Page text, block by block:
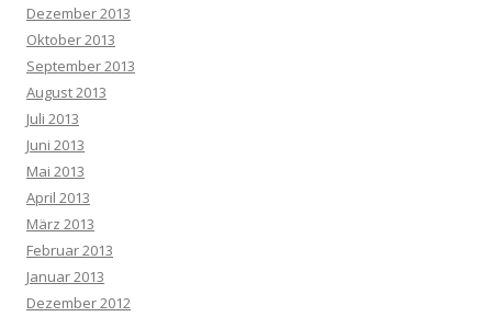
Dezember 2013
Oktober 2013
September 2013
August 2013
Juli 2013
Juni 2013
Mai 2013
April 2013
März 2013
Februar 2013
Januar 2013
Dezember 2012